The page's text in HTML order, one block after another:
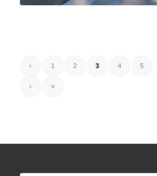
‹ 1 2 3 4 5
› »